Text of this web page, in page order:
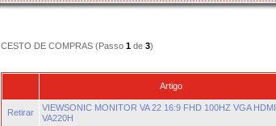
CESTO DE COMPRAS (Passo 1de 3)
Artigo
Retirar
VIEWSONIC MONITOR VA 22 16:9 FHD 100HZ VGA HDMI
VA220H